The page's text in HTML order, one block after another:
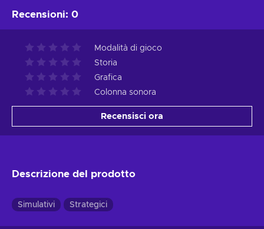
Recensioni: 0
Modalità di gioco
Storia
Grafica
Colonna sonora
Recensisci ora
Descrizione del prodotto
Simulativi Strategici